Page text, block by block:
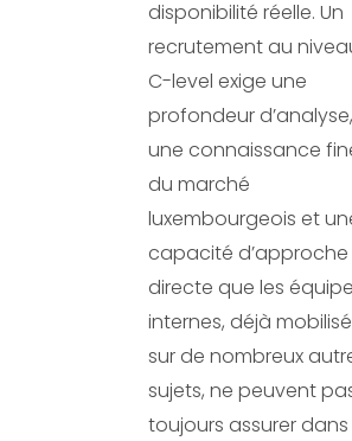
disponibilité réelle. Un
recrutement au
C-level exige une
profondeur d’analyse,
une connaissance
du marché
luxembourgeois et
capacité d’approche
directe que les
internes, déjà
sur de nombreux
sujets, ne peuvent
toujours assurer dans